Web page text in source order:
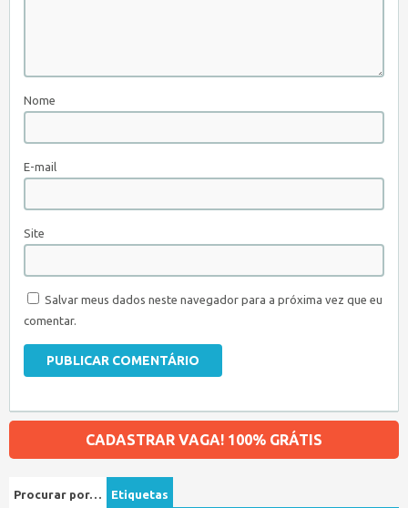
Nome
E-mail
Site
Salvar meus dados neste navegador para a próxima vez que eu
comentar.
CADASTRAR VAGA! 100% GRÁTIS
Procurar por… Etiquetas